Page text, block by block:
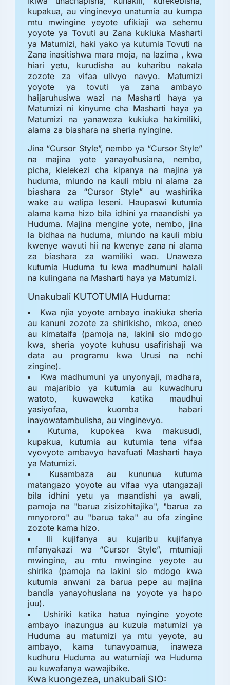
kupakua, au vinginevyo unatumia au kumpa
mtu mwingine yeyote ufikiaji wa sehemu
yoyote ya Tovuti au Zana kukiuka Masharti
ya Matumizi, haki yako ya kutumia Tovuti na
Zana inasitishwa mara moja, na lazima , kwa
hiari yetu, kurudisha au kuharibu nakala
zozote za vifaa ulivyo navyo. Matumizi
yoyote ya tovuti ya zana ambayo
haijaruhusiwa wazi na Masharti haya ya
Matumizi ni kinyume cha Masharti haya ya
Matumizi na yanaweza kukiuka hakimiliki,
alama za biashara na sheria nyingine.
Jina “Cursor Style”, nembo ya “Cursor Style”
na majina yote yanayohusiana, nembo,
picha, kielekezi cha kipanya na majina ya
huduma, miundo na kauli mbiu ni alama za
biashara za “Cursor Style” au washirika
wake au walipa leseni. Haupaswi kutumia
alama kama hizo bila idhini ya maandishi ya
Huduma. Majina mengine yote, nembo, jina
la bidhaa na huduma, miundo na kauli mbiu
kwenye wavuti hii na kwenye zana ni alama
za biashara za wamiliki wao. Unaweza
kutumia Huduma tu kwa madhumuni halali
na kulingana na Masharti haya ya Matumizi.
Unakubali KUTOTUMIA Huduma:
Kwa njia yoyote ambayo inakiuka sheria
au kanuni zozote za shirikisho, mkoa, eneo
au kimataifa (pamoja na, lakini sio mdogo
kwa, sheria yoyote kuhusu usafirishaji wa
data au programu kwa Urusi na nchi
zingine).
Kwa madhumuni ya unyonyaji, madhara,
au majaribio ya kutumia au kuwadhuru
watoto, kuwaweka katika maudhui
yasiyofaa, kuomba habari
inayowatambulisha, au vinginevyo.
Kutuma, kupokea kwa makusudi,
kupakua, kutumia au kutumia tena vifaa
vyovyote ambavyo havafuati Masharti haya
ya Matumizi.
Kusambaza au kununua kutuma
matangazo yoyote au vifaa vya utangazaji
bila idhini yetu ya maandishi ya awali,
pamoja na "barua zisizohitajika", "barua za
mnyororo" au "barua taka" au ofa zingine
zozote kama hizo.
Ili kujifanya au kujaribu kujifanya
mfanyakazi wa “Cursor Style”, mtumiaji
mwingine, au mtu mwingine yeyote au
shirika (pamoja na lakini sio mdogo kwa
kutumia anwani za barua pepe au majina
bandia yanayohusiana na yoyote ya hapo
juu).
Ushiriki katika hatua nyingine yoyote
ambayo inazungua au kuzuia matumizi ya
Huduma au matumizi ya mtu yeyote, au
ambayo, kama tunavyoamua, inaweza
kudhuru Huduma au watumiaji wa Huduma
au kuwafanya wawajibike.
Kwa kuongezea, unakubali SIO: